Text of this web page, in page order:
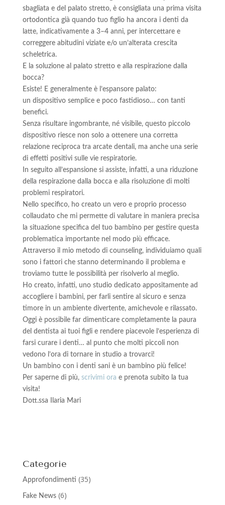
sbagliata e del palato stretto, è consigliata una prima visita
ortodontica già quando tuo figlio ha ancora i denti da
latte, indicativamente a 3–4 anni, per intercettare e
correggere abitudini viziate e/o un’alterata crescita
scheletrica.
E la soluzione al palato stretto e alla respirazione dalla
bocca?
Esiste! E generalmente è l’espansore palato:
un dispositivo semplice e poco fastidioso… con tanti
benefici.
Senza risultare ingombrante, né visibile, questo piccolo
dispositivo riesce non solo a ottenere una corretta
relazione reciproca tra arcate dentali, ma anche una serie
di effetti positivi sulle vie respiratorie.
In seguito all’espansione si assiste, infatti, a una riduzione
della respirazione dalla bocca e alla risoluzione di molti
problemi respiratori.
Nello specifico, ho creato un vero e proprio processo
collaudato che mi permette di valutare in maniera precisa
la situazione specifica del tuo bambino per gestire questa
problematica importante nel modo più efficace.
Attraverso il mio metodo di counseling, individuiamo quali
sono i fattori che stanno determinando il problema e
troviamo tutte le possibilità per risolverlo al meglio.
Ho creato, infatti, uno studio dedicato appositamente ad
accogliere i bambini, per farli sentire al sicuro e senza
timore in un ambiente divertente, amichevole e rilassato.
Oggi è possibile far dimenticare completamente la paura
del dentista ai tuoi figli e rendere piacevole l’esperienza di
farsi curare i denti… al punto che molti piccoli non
vedono l’ora di tornare in studio a trovarci!
Un bambino con i denti sani è un bambino più felice!
Per saperne di più, scrivimi ora e prenota subito la tua
visita!
Dott.ssa Ilaria Mari
Categorie
Approfondimenti (35)
Fake News(6)